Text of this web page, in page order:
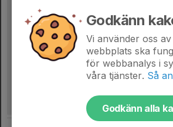
Godkänn
Vi använder oss
webbplats ska
för webbanalys i
våra tjänster. Så
Godkänn alla